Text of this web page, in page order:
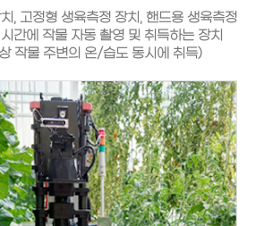
, 고정형 생육측정 장치, 핸드용 생육측정
간에 작물 자동 촬영 및 취득하는 장치
작물 주변의 온/습도 동시에 취득)